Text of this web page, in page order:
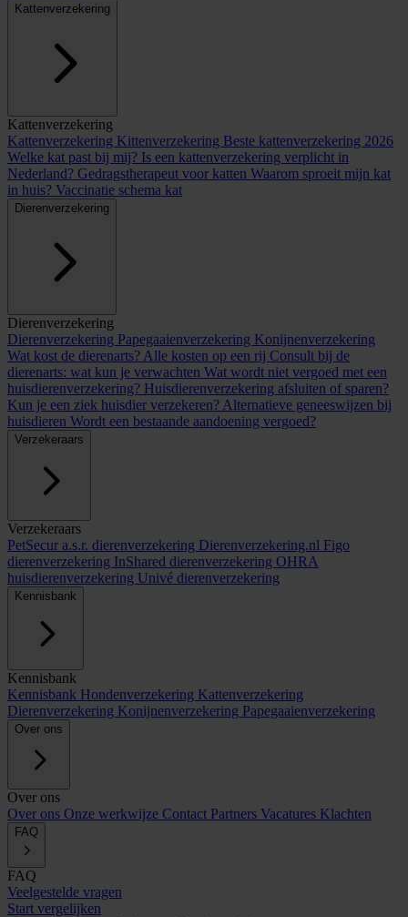
Kattenverzekering
Kattenverzekering
Kattenverzekering Kittenverzekering Beste kattenverzekering 2026
Welke kat past bij mij? Is een kattenverzekering verplicht in
Nederland? Gedragstherapeut voor katten Waarom sproeit mijn kat
in huis? Vaccinatie schema kat
Dierenverzekering
Dierenverzekering
Dierenverzekering Papegaaienverzekering Konijnenverzekering
Wat kost de dierenarts? Alle kosten op een rij Consult bij de
dierenarts: wat kun je verwachten Wat wordt niet vergoed met een
huisdierenverzekering? Huisdierenverzekering afsluiten of sparen?
Kun je een ziek huisdier verzekeren? Alternatieve geneeswijzen bij
huisdieren Wordt een bestaande aandoening vergoed?
Verzekeraars
Verzekeraars
PetSecur a.s.r. dierenverzekering Dierenverzekering.nl Figo
dierenverzekering InShared dierenverzekering OHRA
huisdierenverzekering Univé dierenverzekering
Kennisbank
Kennisbank
Kennisbank Hondenverzekering Kattenverzekering
Dierenverzekering Konijnenverzekering Papegaaienverzekering
Over ons
Over ons
Over ons Onze werkwijze Contact Partners Vacatures Klachten
FAQ
FAQ
Veelgestelde vragen
Start vergelijken